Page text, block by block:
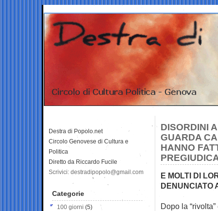
DISORDINI
GUARDA
HANNO
E MOLTI DI
DENUNCIATO
Dopo la
Destra di Popolo.net
Circolo Genovese di Cultura e
Politica
Diretto da Riccardo Fucile
Scrivici: destradipopolo@gmail.com
Categorie
100 giorni (5)